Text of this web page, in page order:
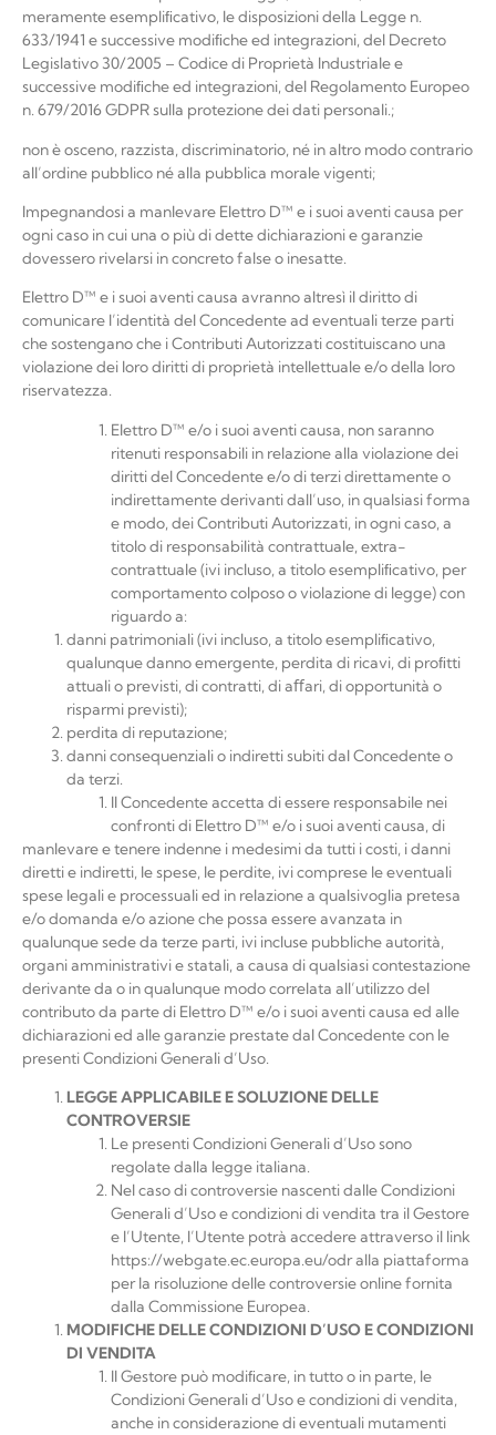
meramente esempliﬁcativo, le disposizioni della Legge n.
633/1941 e successive modiﬁche ed integrazioni, del Decreto
Legislativo 30/2005 – Codice di Proprietà Industriale e
successive modiﬁche ed integrazioni, del Regolamento Europeo
n. 679/2016 GDPR sulla protezione dei dati personali.;
non è osceno, razzista, discriminatorio, né in altro modo contrario
all’ordine pubblico né alla pubblica morale vigenti;
Impegnandosi a manlevare Elettro D™ e i suoi aventi causa per
ogni caso in cui una o più di dette dichiarazioni e garanzie
dovessero rivelarsi in concreto false o inesatte.
Elettro D™ e i suoi aventi causa avranno altresì il diritto di
comunicare l’identità del Concedente ad eventuali terze parti
che sostengano che i Contributi Autorizzati costituiscano una
violazione dei loro diritti di proprietà intellettuale e/o della loro
riservatezza.
Elettro D™ e/o i suoi aventi causa, non saranno
ritenuti responsabili in relazione alla violazione dei
diritti del Concedente e/o di terzi direttamente o
indirettamente derivanti dall’uso, in qualsiasi forma
e modo, dei Contributi Autorizzati, in ogni caso, a
titolo di responsabilità contrattuale, extra-
contrattuale (ivi incluso, a titolo esempliﬁcativo, per
comportamento colposo o violazione di legge) con
riguardo a:
danni patrimoniali (ivi incluso, a titolo esempliﬁcativo,
qualunque danno emergente, perdita di ricavi, di proﬁtti
attuali o previsti, di contratti, di aﬀari, di opportunità o
risparmi previsti);
perdita di reputazione;
danni consequenziali o indiretti subiti dal Concedente o
da terzi.
Il Concedente accetta di essere responsabile nei
confronti di Elettro D™ e/o i suoi aventi causa, di
manlevare e tenere indenne i medesimi da tutti i costi, i danni
diretti e indiretti, le spese, le perdite, ivi comprese le eventuali
spese legali e processuali ed in relazione a qualsivoglia pretesa
e/o domanda e/o azione che possa essere avanzata in
qualunque sede da terze parti, ivi incluse pubbliche autorità,
organi amministrativi e statali, a causa di qualsiasi contestazione
derivante da o in qualunque modo correlata all’utilizzo del
contributo da parte di Elettro D™ e/o i suoi aventi causa ed alle
dichiarazioni ed alle garanzie prestate dal Concedente con le
presenti Condizioni Generali d’Uso.
LEGGEAPPLICABILEESOLUZIONEDELLE
CONTROVERSIE
Le presenti Condizioni Generali d’Uso sono
regolate dalla legge italiana.
Nel caso di controversie nascenti dalle Condizioni
Generali d’Uso e condizioni di vendita tra il Gestore
e l’Utente, l’Utente potrà accedere attraverso il link
https://webgate.ec.europa.eu/odr alla piattaforma
per la risoluzione delle controversie online fornita
dalla Commissione Europea.
MODIFICHEDELLECONDIZIONI D’USOECONDIZIONI
DI VENDITA
Il Gestore può modiﬁcare, in tutto o in parte, le
Condizioni Generali d’Uso e condizioni di vendita,
anche in considerazione di eventuali mutamenti